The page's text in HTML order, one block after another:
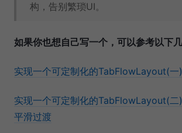
构，告别繁琐UI。
如果你也想自己写一个，可以参考以下
实现一个可定制化的TabFlowLayout(
实现一个可定制化的TabFlowLayout(
平滑过渡